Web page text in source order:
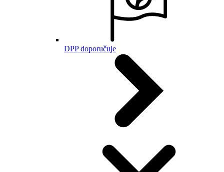
DPP doporučuje